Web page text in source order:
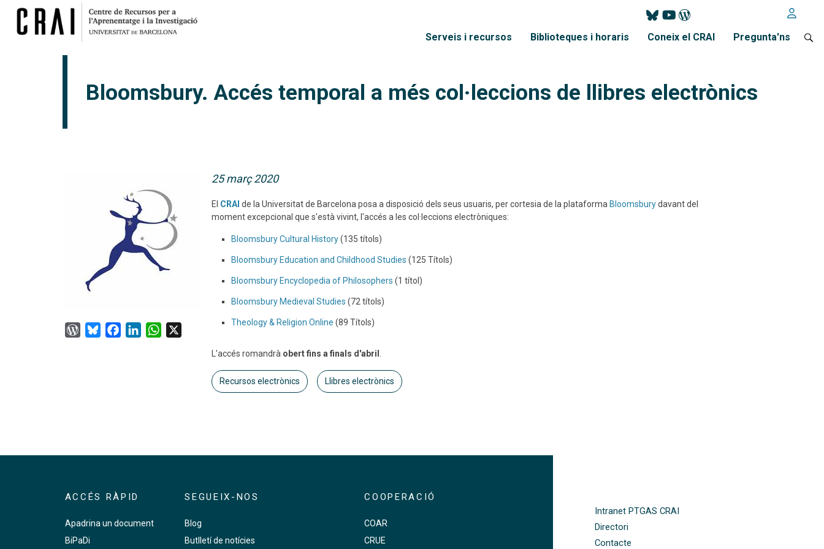
Menú principal
Serveis i recursos Biblioteques i horaris Coneix el CRAI Pregunta'ns
Bloomsbury. Accés temporal a més col·leccions de llibres electrònics
WordPress
BlueskyFacebook
LinkedInWhatsApp
25 març 2020
El CRAI de la Universitat de Barcelona posa a disposició dels seus usuaris, per cortesia de la plataforma Bloomsburydavant del
moment excepcional que s'està vivint, l'accés a les col·leccions electròniques:
Bloomsbury Cultural History(135 títols)
Bloomsbury Education and Childhood Studies (125 Títols)
Bloomsbury Encyclopedia of Philosophers (1 títol)
Bloomsbury Medieval Studies (72 títols)
Theology & Religion Online(89 Títols)
L'accés romandrà obert fins a finals d'abril
Recursos electrònics Llibres electrònics
ACCÉS RÀPID
Apadrina un document
BiPaDi
SEGUEIX-NOS
Blog
Butlletí de notícies
COOPERACIÓ
COAR
CRUE
Intranet PTGAS CRAI
Directori
Contacte